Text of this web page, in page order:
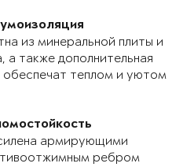
из минеральной плиты и
а также дополнительная
теплом и уютом
армирующими
ребром